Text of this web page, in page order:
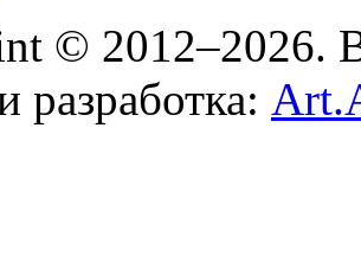
© 2012–2026.
разработка: